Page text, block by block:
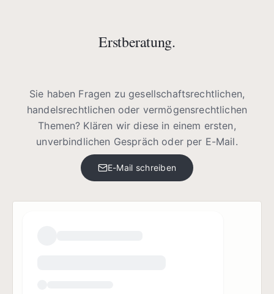
Erstberatung.
Sie haben Fragen zu gesellschaftsrechtlichen,
handelsrechtlichen oder vermögensrechtlichen
Themen? Klären wir diese in einem ersten,
unverbindlichen Gespräch oder per E-Mail.
E-Mail schreiben